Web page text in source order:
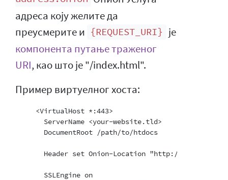
адреса коју желите да
преусмерите и {REQUEST_URI} је
компонента путање траженог
URI, као што је "/index.html".
Пример виртуелног хоста:
     <VirtualHost *:443>
       ServerName <your-website.tld>
       DocumentRoot /path/to/htdocs
Header set Onion-Location "http://your-
       SSLEngine on